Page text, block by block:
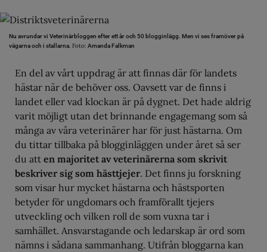
Nu avrundar vi Veterinärbloggen efter ett år och 50 blogginlägg. Men vi ses framöver på
vägarna och i stallarna. Foto: Amanda Falkman
En del av vårt uppdrag är att finnas där för landets
hästar när de behöver oss. Oavsett var de finns i
landet eller vad klockan är på dygnet. Det hade aldrig
varit möjligt utan det brinnande engagemang som så
många av våra veterinärer har för just hästarna. Om
du tittar tillbaka på blogginläggen under året så ser
du att en majoritet av veterinärerna som skrivit
beskriver sig som hästtjejer. Det finns ju forskning
som visar hur mycket hästarna och hästsporten
betyder för ungdomars och framförallt tjejers
utveckling och vilken roll de som vuxna tar i
samhället. Ansvarstagande och ledarskap är ord som
nämns i sådana sammanhang. Utifrån bloggarna kan